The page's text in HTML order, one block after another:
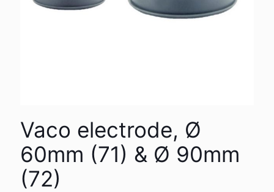
Vaco electrode, Ø
60mm (71) & Ø 90mm
(72)